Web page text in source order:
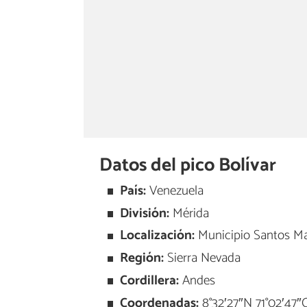
Datos del pico Bolívar
País:Venezuela
División:Mérida
Localización:Municipio Santos
Región:Sierra Nevada
Cordillera:Andes